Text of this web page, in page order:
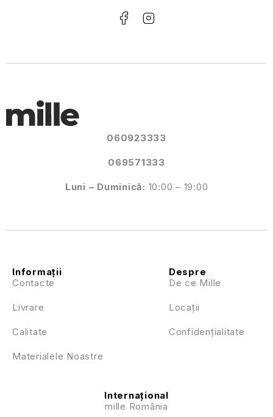
060923333
069571333
Luni – Duminică: 10:00 – 19:00
Despre
De ce Mille
Locații
Confidențialitate
Informații
Contacte
Livrare
Calitate
Materialele Noastre
Internațional
mille România